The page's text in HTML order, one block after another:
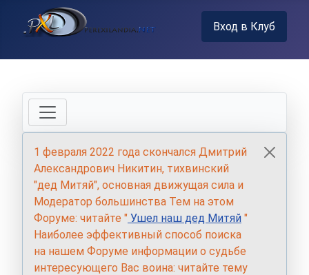
Вход в Клуб
1 февраля 2022 года скончался Дмитрий
Александрович Никитин, тихвинский
"дед Митяй", основная движущая сила и
Модератор большинства Тем на этом
Форуме: читайте " Ушел наш дед Митяй "
Наиболее эффективный способ поиска
на нашем Форуме информации о судьбе
интересующего Вас воина: читайте тему